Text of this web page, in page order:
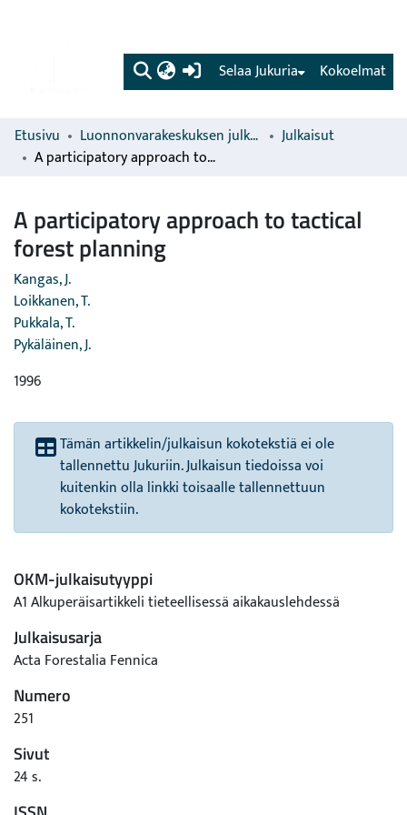
(current) Kokoelmat
Selaa Jukuria
Etusivu Luonnonvarakeskuksen julkaisut
Julkaisut
A participatory approach to tactical forest planning
A participatory approach to tactical
forest planning
Kangas, J.
Loikkanen, T.
Pukkala, T.
Pykäläinen, J.
1996
Tämän artikkelin/julkaisun kokotekstiä ei ole
tallennettu Jukuriin. Julkaisun tiedoissa voi
kuitenkin olla linkki toisaalle tallennettuun
kokotekstiin.
OKM-julkaisutyyppi
A1 Alkuperäisartikkeli tieteellisessä aikakauslehdessä
Julkaisusarja
Acta Forestalia Fennica
Numero
251
Sivut
24 s.